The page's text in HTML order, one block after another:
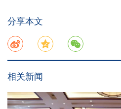
分享本文
相关新闻